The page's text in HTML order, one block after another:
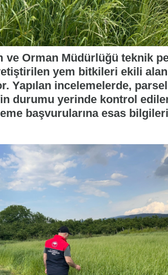
ve Orman Müdürlüğü teknik
yem bitkileri ekili
Yapılan incelemelerde,
durumu yerinde kontrol
başvurularına esas